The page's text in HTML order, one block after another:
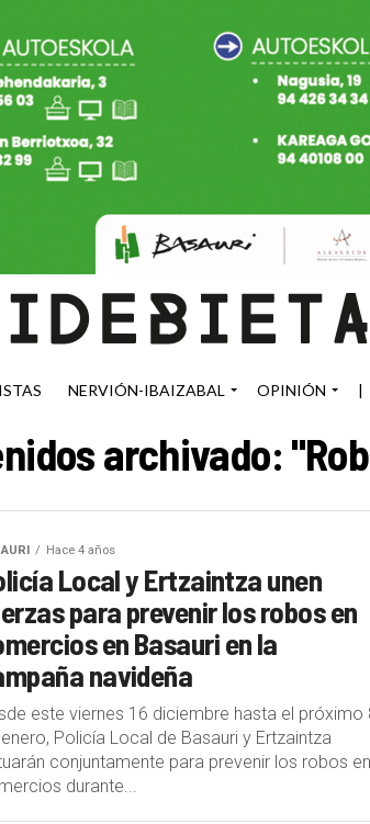
NERVIÓN-IBAIZABAL OPINIÓN |
archivado:
Hace 4 años
Local y Ertzaintza unen
para prevenir los robos en
en Basauri en la
navideña
este viernes 16 diciembre hasta el próximo
Policía Local de Basauri y Ertzaintza
conjuntamente para prevenir los robos en
durante...